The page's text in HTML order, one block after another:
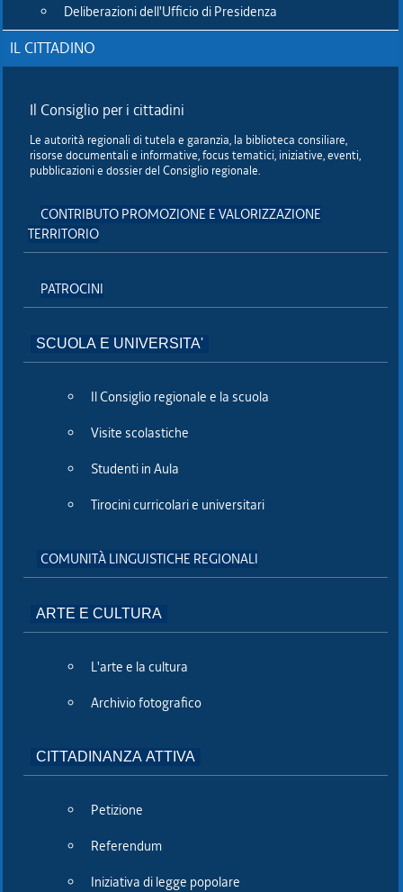
Deliberazioni dell'Ufficio di Presidenza
IL CITTADINO
Il Consiglio per i cittadini
Le autorità regionali di tutela e garanzia, la biblioteca consiliare,
risorse documentali e informative, focus tematici, iniziative, eventi,
pubblicazioni e dossier del Consiglio regionale.
CONTRIBUTO PROMOZIONE E VALORIZZAZIONE
TERRITORIO
PATROCINI
SCUOLA E UNIVERSITA'
Il Consiglio regionale e la scuola
Visite scolastiche
Studenti in Aula
Tirocini curricolari e universitari
COMUNITÀ LINGUISTICHE REGIONALI
ARTE E CULTURA
L'arte e la cultura
Archivio fotografico
CITTADINANZA ATTIVA
Petizione
Referendum
Iniziativa di legge popolare
ACON/COM/db
Andrea Ussai (M5S)
Recapiti e contatti
Piazza Oberdan 6, 34133 TRIESTE
Centralino:
fax. 040 3773190
Posta certificata:
C.F. 80016340327
Seguici su